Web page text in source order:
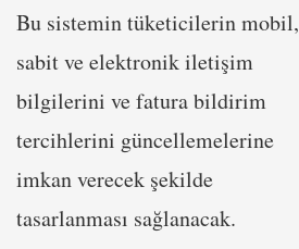
Bu sistemin tüketicilerin mobil,
sabit ve elektronik iletişim
bilgilerini ve fatura bildirim
tercihlerini güncellemelerine
imkan verecek şekilde
tasarlanması sağlanacak.